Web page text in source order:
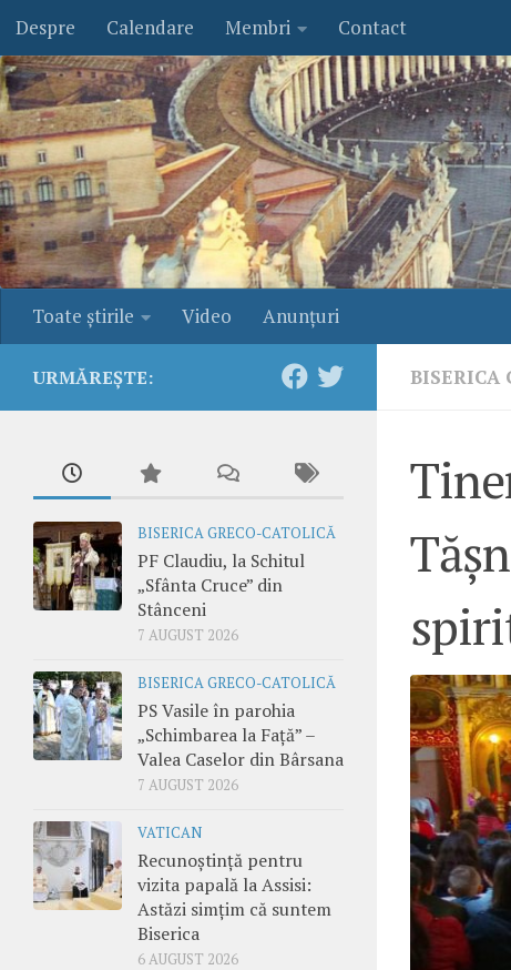
Skip to content
Despre Calendare Membri Contact
Toate ştirile Video Anunţuri
BISERICA
URMĂREȘTE:
BISERICA GRECO-CATOLICĂ
PF Claudiu, la Schitul
„Sfânta Cruce” din
Stânceni
7 AUGUST 2026
BISERICA GRECO-CATOLICĂ
PS Vasile în parohia
„Schimbarea la Față” –
Valea Caselor din Bârsana
7 AUGUST 2026
VATICAN
Recunoștință pentru
vizita papală la Assisi:
Astăzi simțim că suntem
Biserica
6 AUGUST 2026